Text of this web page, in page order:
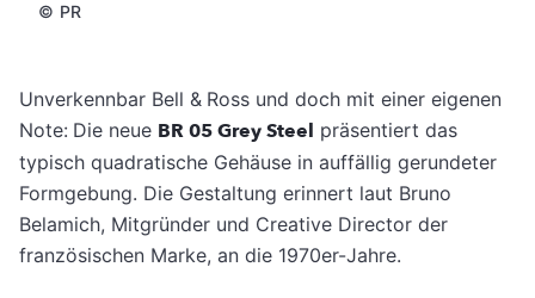
© PR
Unverkennbar Bell & Ross und doch mit einer eigenen
Note: Die neue BR 05 Grey Steel präsentiert das
typisch quadratische Gehäuse in auffällig gerundeter
Formgebung. Die Gestaltung erinnert laut Bruno
Belamich, Mitgründer und Creative Director der
französischen Marke, an die 1970er-Jahre.